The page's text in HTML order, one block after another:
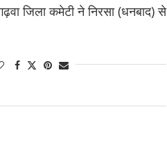
जिला कमेटी ने निरसा (धनबाद) से